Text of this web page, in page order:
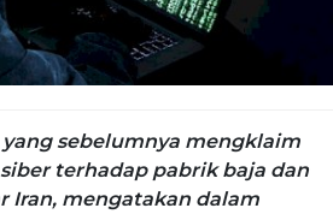
sebelumnya mengklaim
terhadap pabrik baja dan
Iran, mengatakan dalam